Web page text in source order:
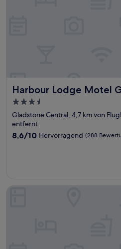
Harbour Lodge Motel
Harbour Lodge Motel
3.5-
Sterne-
Unterkunft
Gladstone Central, 4,7 km von
entfernt
8.6
8,6/10 Hervorragend (288